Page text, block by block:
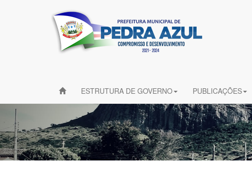
ESTRUTURA DE GOVERNO PUBLICAÇÕES